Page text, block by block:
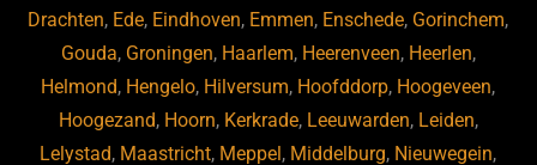
Drachten, Ede, Eindhoven, Emmen, Enschede, Gorinchem,
Gouda, Groningen, Haarlem, Heerenveen, Heerlen,
Helmond, Hengelo, Hilversum, Hoofddorp, Hoogeveen,
Hoogezand, Hoorn, Kerkrade, Leeuwarden, Leiden,
Lelystad, Maastricht, Meppel , Middelburg, Nieuwegein,